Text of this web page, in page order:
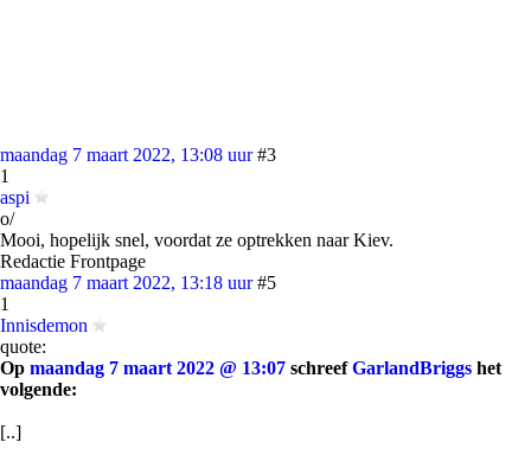
maandag 7 maart 2022, 13:08 uur #3
1
aspi
o/
Mooi, hopelijk snel, voordat ze optrekken naar Kiev.
Redactie Frontpage
maandag 7 maart 2022, 13:18 uur #5
1
Innisdemon
quote:
Op maandag 7 maart 2022 @ 13:07 schreefGarlandBriggs het
volgende:
[..]